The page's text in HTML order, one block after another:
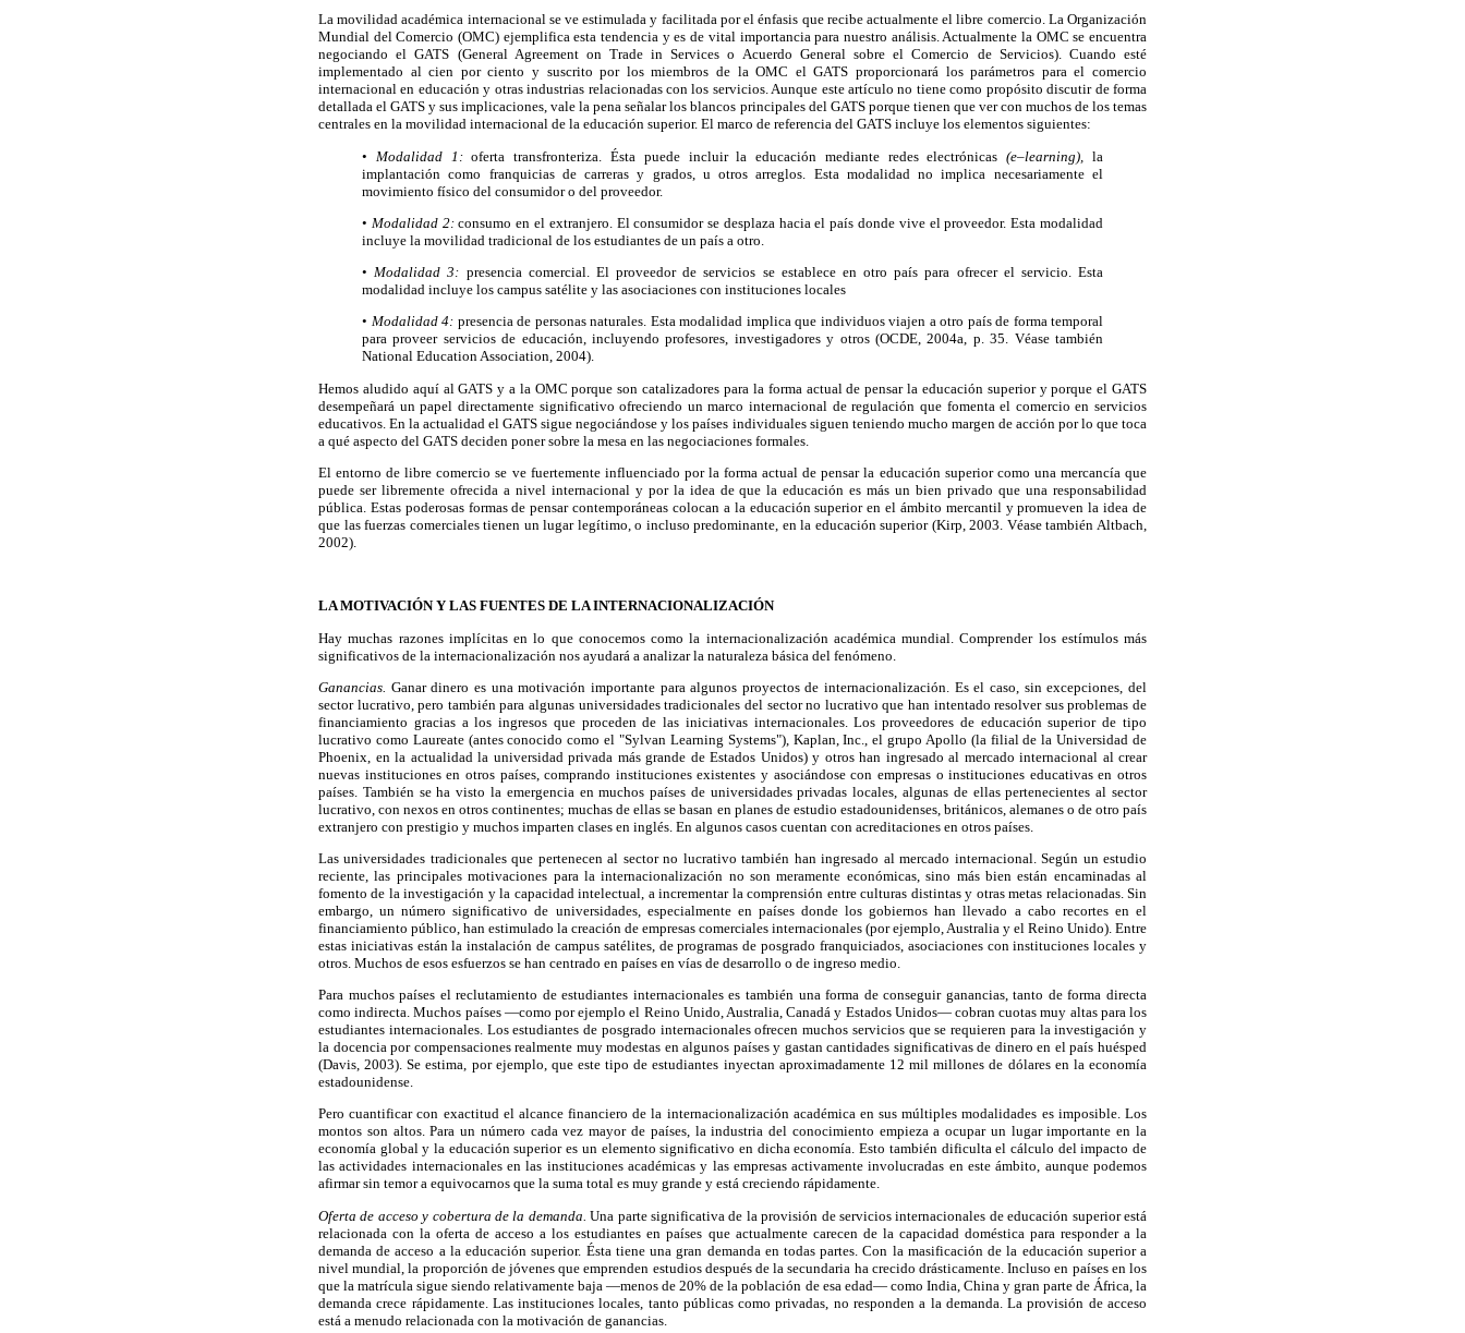
La movilidad académica internacional se ve estimulada y facilitada por el énfasis que recibe actualmente el libre comercio. La Organización
Mundial del Comercio (OMC) ejemplifica esta tendencia y es de vital importancia para nuestro análisis. Actualmente la OMC se encuentra
negociando el GATS (General Agreement on Trade in Services o Acuerdo General sobre el Comercio de Servicios). Cuando esté
implementado al cien por ciento y suscrito por los miembros de la OMC el GATS proporcionará los parámetros para el comercio
internacional en educación y otras industrias relacionadas con los servicios. Aunque este artículo no tiene como propósito discutir de forma
detallada el GATS y sus implicaciones, vale la pena señalar los blancos principales del GATS porque tienen que ver con muchos de los temas
centrales en la movilidad internacional de la educación superior. El marco de referencia del GATS incluye los elementos siguientes:
• Modalidad 1:oferta transfronteriza. Ésta puede incluir la educación mediante redes electrónicas(e–learning),la
implantación como franquicias de carreras y grados, u otros arreglos. Esta modalidad no implica necesariamente el
movimiento físico del consumidor o del proveedor.
• Modalidad 2:consumo en el extranjero. El consumidor se desplaza hacia el país donde vive el proveedor. Esta modalidad
incluye la movilidad tradicional de los estudiantes de un país a otro.
•Modalidad 3: presencia comercial. El proveedor de servicios se establece en otro país para ofrecer el servicio. Esta
modalidad incluye los campus satélite y las asociaciones con instituciones locales
• Modalidad 4: presencia de personas naturales. Esta modalidad implica que individuos viajen a otro país de forma temporal
para proveer servicios de educación, incluyendo profesores, investigadores y otros (OCDE, 2004a, p. 35. Véase también
National Education Association, 2004).
Hemos aludido aquí al GATS y a la OMC porque son catalizadores para la forma actual de pensar la educación superior y porque el GATS
desempeñará un papel directamente significativo ofreciendo un marco internacional de regulación que fomenta el comercio en servicios
educativos. En la actualidad el GATS sigue negociándose y los países individuales siguen teniendo mucho margen de acción por lo que toca
a qué aspecto del GATS deciden poner sobre la mesa en las negociaciones formales.
El entorno de libre comercio se ve fuertemente influenciado por la forma actual de pensar la educación superior como una mercancía que
puede ser libremente ofrecida a nivel internacional y por la idea de que la educación es más un bien privado que una responsabilidad
pública. Estas poderosas formas de pensar contemporáneas colocan a la educación superior en el ámbito mercantil y promueven la idea de
que las fuerzas comerciales tienen un lugar legítimo, o incluso predominante, en la educación superior (Kirp, 2003. Véase también Altbach,
2002).
LA MOTIVACIÓN Y LAS FUENTES DE LA INTERNACIONALIZACIÓN
Hay muchas razones implícitas en lo que conocemos como la internacionalización académica mundial. Comprender los estímulos más
significativos de la internacionalización nos ayudará a analizar la naturaleza básica del fenómeno.
Ganancias. Ganar dinero es una motivación importante para algunos proyectos de internacionalización. Es el caso, sin excepciones, del
sector lucrativo, pero también para algunas universidades tradicionales del sector no lucrativo que han intentado resolver sus problemas de
financiamiento gracias a los ingresos que proceden de las iniciativas internacionales. Los proveedores de educación superior de tipo
lucrativo como Laureate (antes conocido como el "Sylvan Learning Systems"), Kaplan, Inc., el grupo Apollo (la filial de la Universidad de
Phoenix, en la actualidad la universidad privada más grande de Estados Unidos) y otros han ingresado al mercado internacional al crear
nuevas instituciones en otros países, comprando instituciones existentes y asociándose con empresas o instituciones educativas en otros
países. También se ha visto la emergencia en muchos países de universidades privadas locales, algunas de ellas pertenecientes al sector
lucrativo, con nexos en otros continentes; muchas de ellas se basan en planes de estudio estadounidenses, británicos, alemanes o de otro país
extranjero con prestigio y muchos imparten clases en inglés. En algunos casos cuentan con acreditaciones en otros países.
Las universidades tradicionales que pertenecen al sector no lucrativo también han ingresado al mercado internacional. Según un estudio
reciente, las principales motivaciones para la internacionalización no son meramente económicas, sino más bien están encaminadas al
fomento de la investigación y la capacidad intelectual, a incrementar la comprensión entre culturas distintas y otras metas relacionadas. Sin
embargo, un número significativo de universidades, especialmente en países donde los gobiernos han llevado a cabo recortes en el
financiamiento público, han estimulado la creación de empresas comerciales internacionales (por ejemplo, Australia y el Reino Unido). Entre
estas iniciativas están la instalación de campus satélites, de programas de posgrado franquiciados, asociaciones con instituciones locales y
otros. Muchos de esos esfuerzos se han centrado en países en vías de desarrollo o de ingreso medio.
Para muchos países el reclutamiento de estudiantes internacionales es también una forma de conseguir ganancias, tanto de forma directa
como indirecta. Muchos países —como por ejemplo el Reino Unido, Australia, Canadá y Estados Unidos— cobran cuotas muy altas para los
estudiantes internacionales. Los estudiantes de posgrado internacionales ofrecen muchos servicios que se requieren para la investigación y
la docencia por compensaciones realmente muy modestas en algunos países y gastan cantidades significativas de dinero en el país huésped
(Davis, 2003). Se estima, por ejemplo, que este tipo de estudiantes inyectan aproximadamente 12 mil millones de dólares en la economía
estadounidense.
Pero cuantificar con exactitud el alcance financiero de la internacionalización académica en sus múltiples modalidades es imposible. Los
montos son altos. Para un número cada vez mayor de países, la industria del conocimiento empieza a ocupar un lugar importante en la
economía global y la educación superior es un elemento significativo en dicha economía. Esto también dificulta el cálculo del impacto de
las actividades internacionales en las instituciones académicas y las empresas activamente involucradas en este ámbito, aunque podemos
afirmar sin temor a equivocarnos que la suma total es muy grande y está creciendo rápidamente.
Oferta de acceso y cobertura de la demanda.Una parte significativa de la provisión de servicios internacionales de educación superior está
relacionada con la oferta de acceso a los estudiantes en países que actualmente carecen de la capacidad doméstica para responder a la
demanda de acceso a la educación superior. Ésta tiene una gran demanda en todas partes. Con la masificación de la educación superior a
nivel mundial, la proporción de jóvenes que emprenden estudios después de la secundaria ha crecido drásticamente. Incluso en países en los
que la matrícula sigue siendo relativamente baja —menos de 20% de la población de esa edad— como India, China y gran parte de África, la
demanda crece rápidamente. Las instituciones locales, tanto públicas como privadas, no responden a la demanda. La provisión de acceso
está a menudo relacionada con la motivación de ganancias.